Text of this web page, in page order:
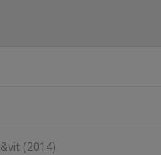
(2014)